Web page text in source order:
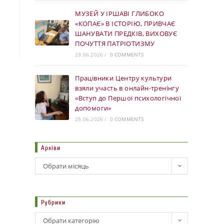
МУЗЕЙ У ІРШАВІ ГЛИБОКО
«КОПАЄ» В ІСТОРІЮ, ПРИВЧАЄ
ШАНУВАТИ ПРЕДКІВ, ВИХОВУЄ
ПОЧУТТЯ ПАТРІОТИЗМУ
29.06.2026 / 0 COMMENTS
Працівники Центру культури
взяли участь в онлайн-тренінгу
«Вступ до Першої психологічної
допомоги»
25.06.2026 / 0 COMMENTS
Архіви
Обрати місяць
Рубрики
Обрати категорію